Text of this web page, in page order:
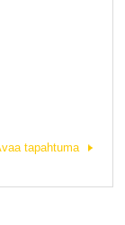
tapahtuma